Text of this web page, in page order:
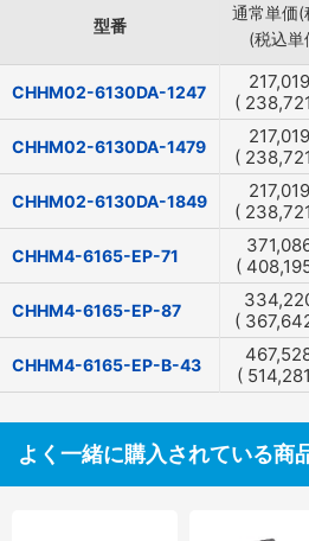
型番
通常単価(
(税込単
CHHM02-6130DA-1247 217,019
( 238,721
CHHM02-6130DA-1479 217,019
( 238,721
CHHM02-6130DA-1849 217,019
( 238,721
CHHM4-6165-EP-71
(
CHHM4-6165-EP-87
(
CHHM4-6165-EP-B-43
( 514,281
よく一緒に購入されている商